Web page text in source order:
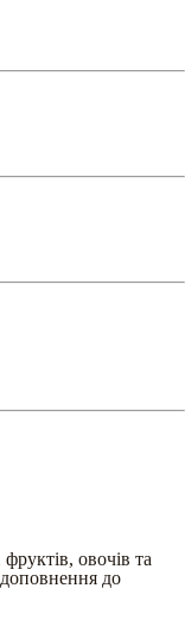
овочів та
до